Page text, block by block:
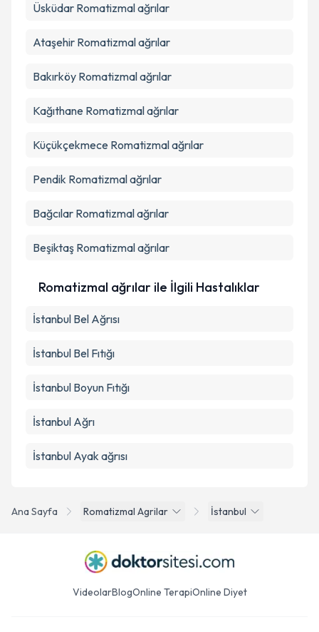
Takvim Talebini Gönder
Ana Sayfa Romatizmal Agrilar İstanbul
Üsküdar Romatizmal ağrılar
Ataşehir Romatizmal ağrılar
Bakırköy Romatizmal ağrılar
Kağıthane Romatizmal ağrılar
Küçükçekmece Romatizmal ağrılar
Pendik Romatizmal ağrılar
Bağcılar Romatizmal ağrılar
Beşiktaş Romatizmal ağrılar
Romatizmal ağrılar ile İlgili Hastalıklar
İstanbul Bel Ağrısı
İstanbul Bel Fıtığı
İstanbul Boyun Fıtığı
İstanbul Ağrı
İstanbul Ayak ağrısı
VideolarBlogOnline TerapiOnline Diyet